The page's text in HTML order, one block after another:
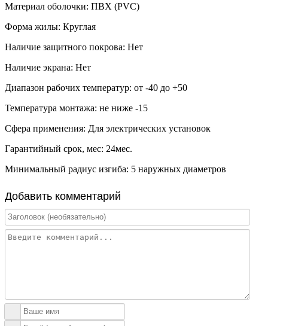
Материал оболочки: ПВХ (PVC)
Форма жилы: Круглая
Наличие защитного покрова: Нет
Наличие экрана: Нет
Диапазон рабочих температур: от -40 до +50
Температура монтажа: не ниже -15
Сфера применения: Для электрических установок
Гарантийный срок, мес: 24мес.
Минимальный радиус изгиба: 5 наружных диаметров
Добавить комментарий